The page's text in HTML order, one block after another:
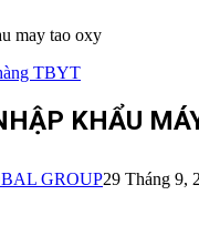
TBYT
KHẨU
GROUP29 Tháng 9,